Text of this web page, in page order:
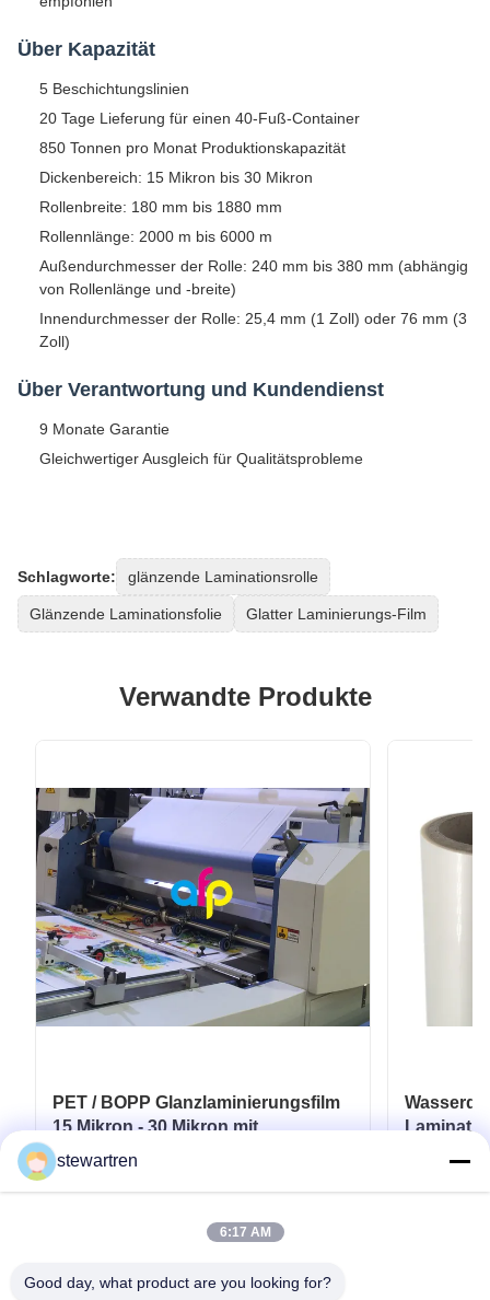
Über Kapazität
5 Beschichtungslinien
20 Tage Lieferung für einen 40-Fuß-Container
850 Tonnen pro Monat Produktionskapazität
Dickenbereich: 15 Mikron bis 30 Mikron
Rollenbreite: 180 mm bis 1880 mm
Rollennlänge: 2000 m bis 6000 m
Außendurchmesser der Rolle: 240 mm bis 380 mm (abhängig
von Rollenlänge und -breite)
Innendurchmesser der Rolle: 25,4 mm (1 Zoll) oder 76 mm (3
Zoll)
Über Verantwortung und Kundendienst
9 Monate Garantie
Gleichwertiger Ausgleich für Qualitätsprobleme
Schlagworte: glänzende Laminationsrolle
Glänzende Laminationsfolie Glatter Laminierungs-Film
Verwandte Produkte
PET / BOPP Glanzlaminierungsfilm
15 Mikron - 30 Mikron mit
Glanzveredelung
stewartren
6:17 AM
Good day, what product are you looking for?